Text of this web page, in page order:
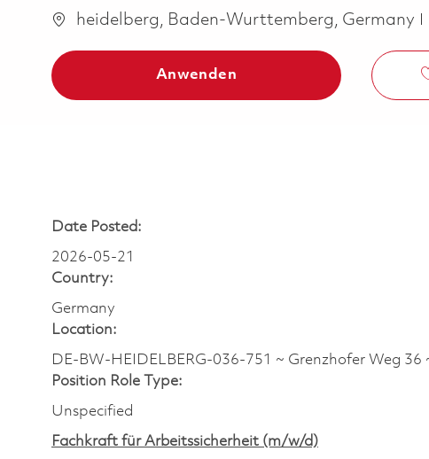
Ortheidelberg, Baden-Wurttemberg, Germany
Anwenden
Date Posted:
2026-05-21
Country:
Germany
Location:
DE-BW-HEIDELBERG-036-751 ~ Grenzhofer Weg 36
Position Role Type:
Unspecified
Fachkraft für Arbeitssicherheit (m/w/d)